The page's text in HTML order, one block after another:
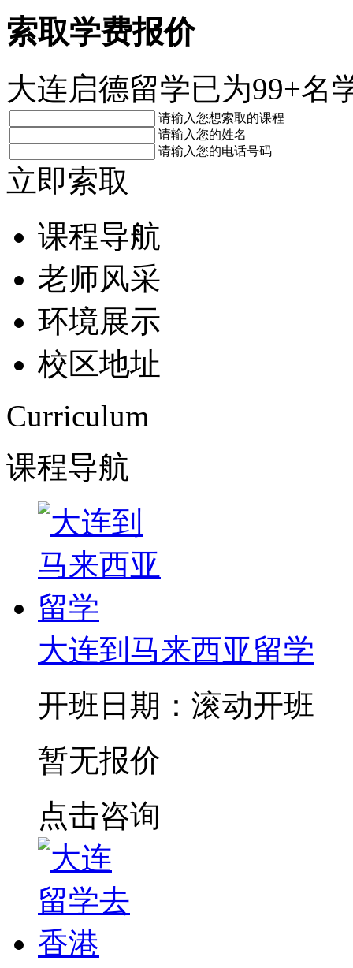
索取学费报价
大连启德留学已为99+名
请输入您想索取的课程
请输入您的姓名
请输入您的电话号码
立即索取
课程导航
老师风采
环境展示
校区地址
Curriculum
课程导航
大连到马来西亚留学
开班日期：滚动开班
暂无报价
点击咨询